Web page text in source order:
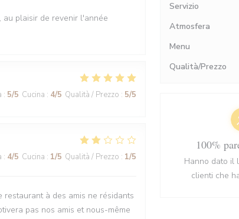
au plaisir de revenir l'année
: 5/5 Cucina : 4/5 Qualità / Prezzo : 5/5
: 4/5 Cucina : 1/5 Qualità / Prezzo : 1/5
à des amis ne résidants
pas nos amis et nous-même
Servizio
Atmosfera
Menu
Qualità/Prezzo
100%
Hanno dato il
clienti che